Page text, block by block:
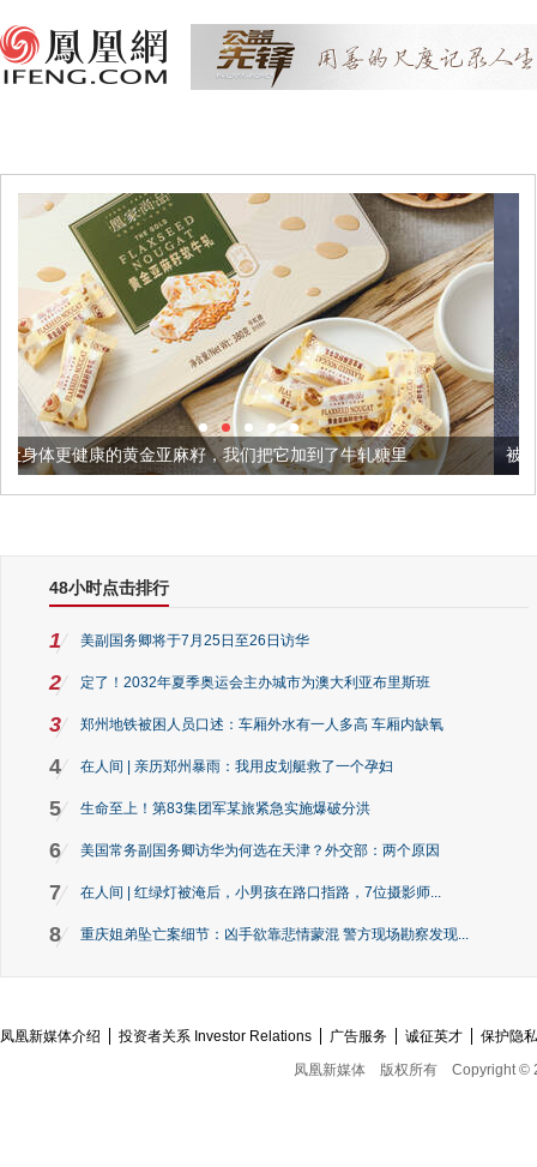
麻籽，我们把它加到了牛轧糖里 被列入佛家七宝的它到底
48小时点击排行
1 美副国务卿将于7月25日至26日访华
2 定了！2032年夏季奥运会主办城市为澳大利亚布里斯班
3 郑州地铁被困人员口述：车厢外水有一人多高 车厢内缺氧
4 在人间 | 亲历郑州暴雨：我用皮划艇救了一个孕妇
5 生命至上！第83集团军某旅紧急实施爆破分洪
6 美国常务副国务卿访华为何选在天津？外交部：两个原因
7 在人间 | 红绿灯被淹后，小男孩在路口指路，7位摄影师...
8 重庆姐弟坠亡案细节：凶手欲靠悲情蒙混 警方现场勘察发现...
凤凰新媒体介绍 投资者关系 Investor Relations 广告服务 诚征英才
保护隐
凤凰新媒体
版权所有 Copyright ©